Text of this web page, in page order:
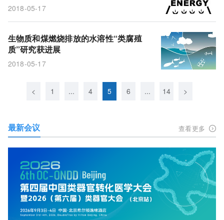
2018-05-17
生物质和煤燃烧排放的水溶性“类腐殖
质”研究获进展
2018-05-17
< 1 ... 4 5 6 ... 14 >
最新会议 查看更多